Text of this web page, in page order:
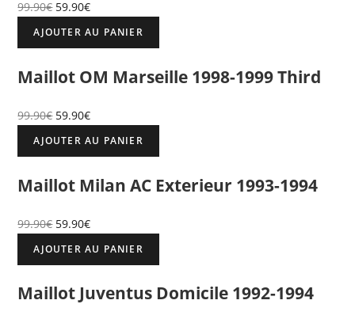
99.90€ 59.90€
AJOUTER AU PANIER
Maillot OM Marseille 1998-1999 Third
99.90€ 59.90€
AJOUTER AU PANIER
Maillot Milan AC Exterieur 1993-1994
99.90€ 59.90€
AJOUTER AU PANIER
Maillot Juventus Domicile 1992-1994